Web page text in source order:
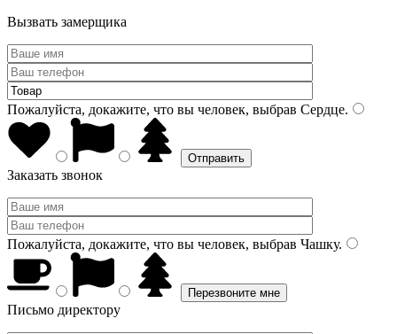
Вызвать замерщика
Пожалуйста, докажите, что вы человек, выбрав Сердце.
Заказать звонок
Пожалуйста, докажите, что вы человек, выбрав Чашку.
Письмо директору